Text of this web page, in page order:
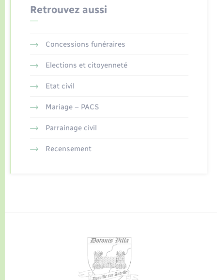
Retrouvez aussi
Concessions funéraires
Elections et citoyenneté
Etat civil
Mariage – PACS
Parrainage civil
Recensement